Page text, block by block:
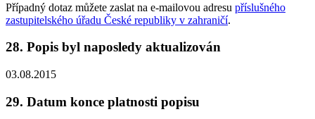
Případný dotaz můžete zaslat na e-mailovou adresu příslušného
zastupitelského úřadu České republiky v zahraničí.
28. Popis byl naposledy aktualizován
03.08.2015
29. Datum konce platnosti popisu